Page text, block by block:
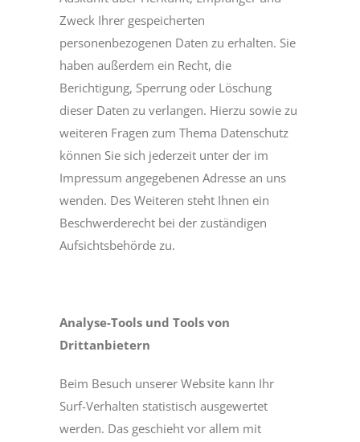
Zweck Ihrer gespeicherten
personenbezogenen Daten zu erhalten. Sie
haben außerdem ein Recht, die
Berichtigung, Sperrung oder Löschung
dieser Daten zu verlangen. Hierzu sowie zu
weiteren Fragen zum Thema Datenschutz
können Sie sich jederzeit unter der im
Impressum angegebenen Adresse an uns
wenden. Des Weiteren steht Ihnen ein
Beschwerderecht bei der zuständigen
Aufsichtsbehörde zu.
Analyse-Tools und Tools von
Drittanbietern
Beim Besuch unserer Website kann Ihr
Surf-Verhalten statistisch ausgewertet
werden. Das geschieht vor allem mit